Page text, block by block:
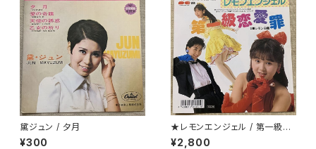
黛ジュン / 夕月
¥300
★レモンエンジェル / 第一級恋
愛罪
¥2,800